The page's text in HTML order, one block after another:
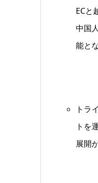
ECと
中国
能と
トラ
トを
展開